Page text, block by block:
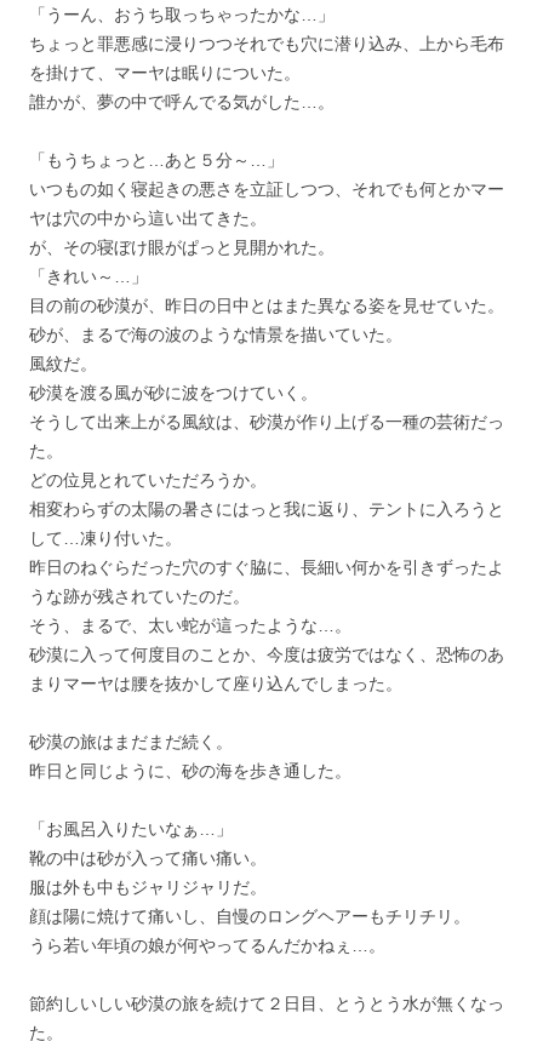
「うーん、おうち取っちゃったかな…」
ちょっと罪悪感に浸りつつそれでも穴に潜り込み、上から毛布
を掛けて、マーヤは眠りについた。
誰かが、夢の中で呼んでる気がした…。
「もうちょっと…あと５分～…」
いつもの如く寝起きの悪さを立証しつつ、それでも何とかマー
ヤは穴の中から這い出てきた。
が、その寝ぼけ眼がぱっと見開かれた。
「きれい～…」
目の前の砂漠が、昨日の日中とはまた異なる姿を見せていた。
砂が、まるで海の波のような情景を描いていた。
風紋だ。
砂漠を渡る風が砂に波をつけていく。
そうして出来上がる風紋は、砂漠が作り上げる一種の芸術だっ
た。
どの位見とれていただろうか。
相変わらずの太陽の暑さにはっと我に返り、テントに入ろうと
して…凍り付いた。
昨日のねぐらだった穴のすぐ脇に、長細い何かを引きずったよ
うな跡が残されていたのだ。
そう、まるで、太い蛇が這ったような…。
砂漠に入って何度目のことか、今度は疲労ではなく、恐怖のあ
まりマーヤは腰を抜かして座り込んでしまった。
砂漠の旅はまだまだ続く。
昨日と同じように、砂の海を歩き通した。
「お風呂入りたいなぁ…」
靴の中は砂が入って痛い痛い。
服は外も中もジャリジャリだ。
顔は陽に焼けて痛いし、自慢のロングヘアーもチリチリ。
うら若い年頃の娘が何やってるんだかねぇ…。
節約しいしい砂漠の旅を続けて２日目、とうとう水が無くなっ
た。